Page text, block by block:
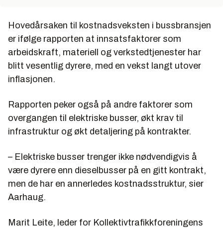
Hovedårsaken til kostnadsveksten i bussbransjen
er ifølge rapporten at innsatsfaktorer som
arbeidskraft, materiell og verkstedtjenester har
blitt vesentlig dyrere, med en vekst langt utover
inflasjonen.
Rapporten peker også på andre faktorer som
overgangen til elektriske busser, økt krav til
infrastruktur og økt detaljering på kontrakter.
– Elektriske busser trenger ikke nødvendigvis å
være dyrere enn dieselbusser på en gitt kontrakt,
men de har en annerledes kostnadsstruktur, sier
Aarhaug.
Marit Leite, leder for Kollektivtrafikkforeningens